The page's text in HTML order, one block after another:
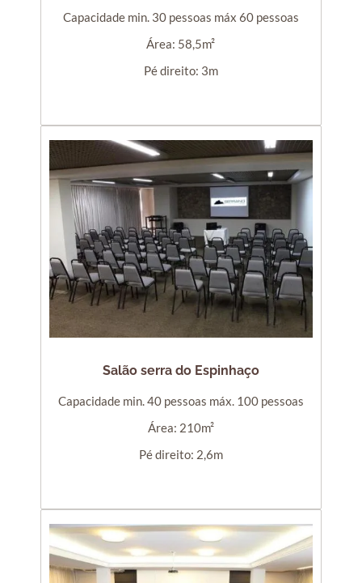
Capacidade min. 30 pessoas máx 60 pessoas
Área: 58,5m²
Pé direito: 3m
Salão serra do Espinhaço
Capacidade min. 40 pessoas máx. 100 pessoas
Área: 210m²
Pé direito: 2,6m